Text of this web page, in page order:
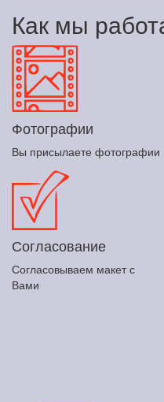
Как мы
Фотографии
Вы присылаете фотографии
Согласование
Согласовываем макет с
Вами